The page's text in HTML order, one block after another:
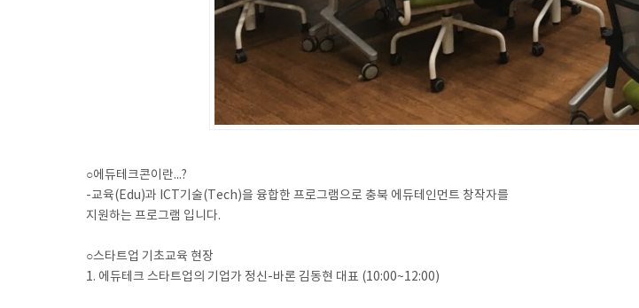
○에듀테크콘이란...?
-교육(Edu)과 ICT기술(Tech)을 융합한 프로그램으로 충북 에듀테인먼트 창작자를
지원하는 프로그램 입니다.
○스타트업 기초교육 현장
1. 에듀테크 스타트업의 기업가 정신-바론 김동현 대표 (10:00~12:00)